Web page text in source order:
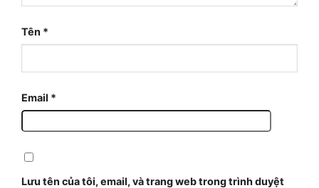
Tên *
Email *
Lưu tên của tôi, email, và trang web trong trình duyệt